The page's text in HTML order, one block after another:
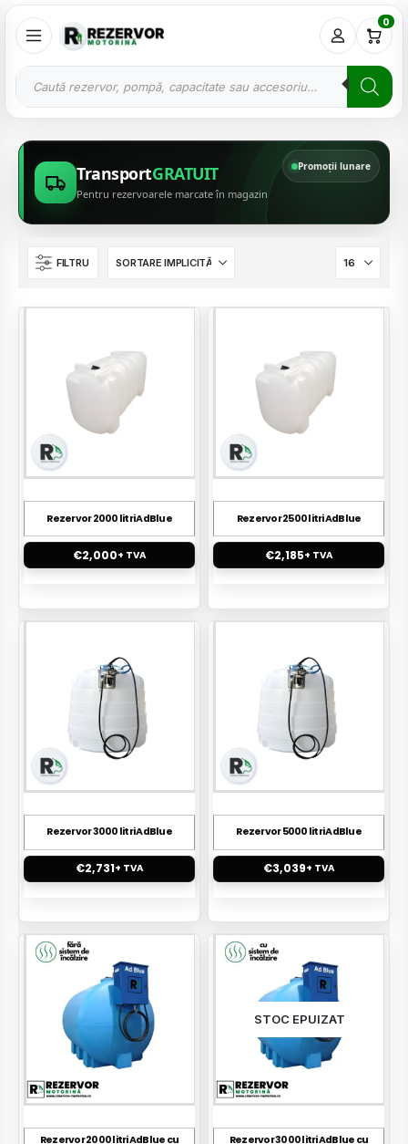
0
TransportGRATUIT
Pentru rezervoarele marcate în magazin
Promoții lunare
FILTRU
Rezervor 2000 litri AdBlue
€2,000+ TVA
Rezervor 2500 litri AdBlue
€2,185+ TVA
Rezervor 3000 litri AdBlue
€2,731+ TVA
Rezervor 5000 litri AdBlue
€3,039+ TVA
Rezervor 2000 litri AdBlue cu
STOC EPUIZAT
Rezervor 3000 litri AdBlue cu